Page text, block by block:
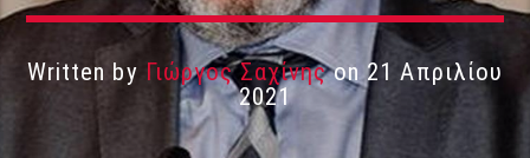
Written by Γιώργος Σαχίνηςon 21 Απριλίου
2021